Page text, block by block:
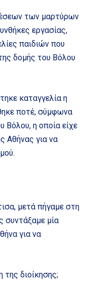
των μαρτύρων
εργασίας,
παιδιών που
δομής του Βόλου
καταγγελία η
ποτέ, σύμφωνα
Βόλου, η οποία είχε
Αθήνας για να
μετά πήγαμε στη
συντάξαμε μία
για να
της διοίκησης;